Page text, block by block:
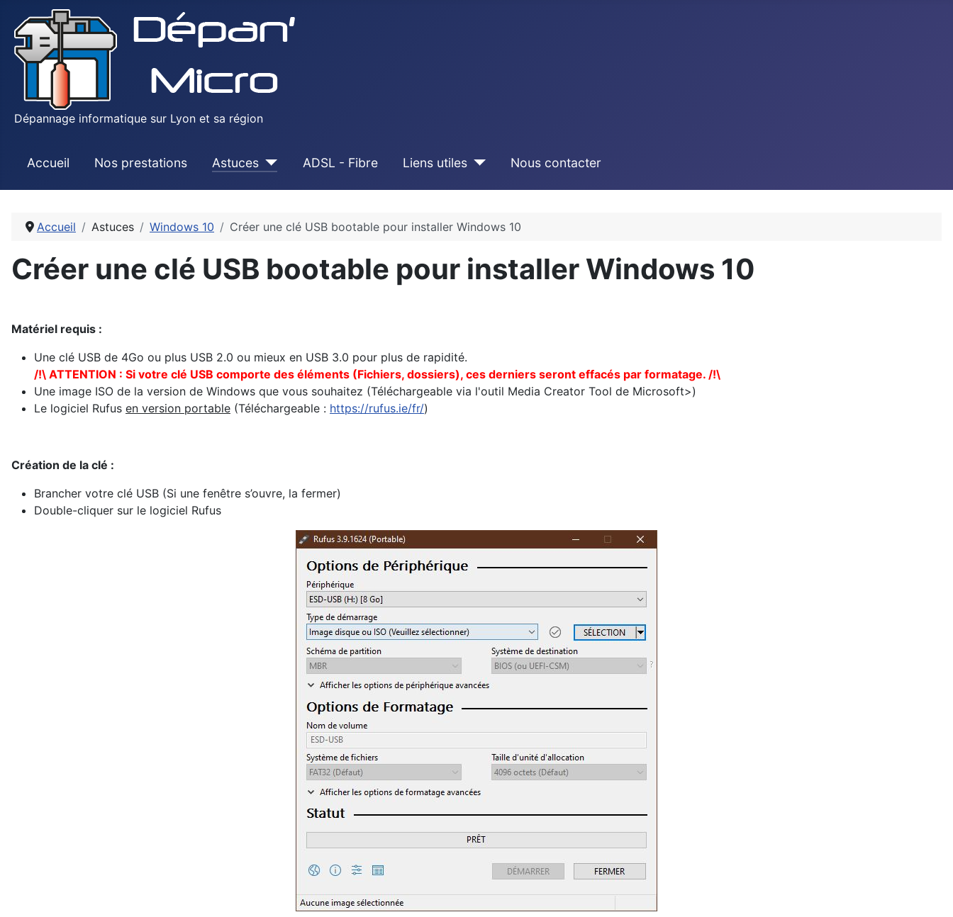
Dépannage informatique sur Lyon et sa région
Accueil Nos prestations Astuces ADSL - Fibre Liens utiles Nous contacter
Accueil Astuces Windows 10 Créer une clé USB bootable pour installer Windows 10
Créer une clé USB bootable pour installer Windows 10
Matériel requis :
Une clé USB de 4Go ou plus USB 2.0 ou mieux en USB 3.0 pour plus de rapidité.
/!\ ATTENTION : Si votre clé USB comporte des éléments (Fichiers, dossiers), ces derniers seront effacés par formatage. /!\
Une image ISO de la version de Windows que vous souhaitez (Téléchargeable via l'outil Media Creator Tool de Microsoft>)
Le logiciel Rufus en version portable (Téléchargeable : https://rufus.ie/fr/)
Création de la clé :
Brancher votre clé USB (Si une fenêtre s’ouvre, la fermer)
Double-cliquer sur le logiciel Rufus